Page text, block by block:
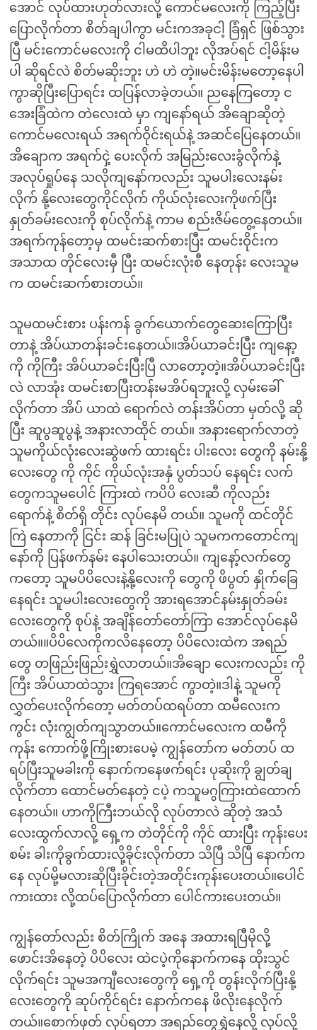
အောင် လုပ်ထားဟုတ်လားလို့ ကောင်မလေးကို ကြည့်ပြီး
ပြောလိုက်တာ စိတ်ချပါကွာ မင်းကအခုငါ့ ခြံရှင် ဖြစ်သွား
ပြီ မင်းကောင်မလေးကို ငါမထိပါဘူး လိုအပ်ရင် ငါ့မိန်းမ
ပါ ဆိုရင်လဲ စိတ်မဆိုးဘူး ဟဲ ဟဲ တဲ့။မင်းမိန်းမတော့နေပါ
ကွာဆိုပြီးပြောရင်း ထပြန်လာခဲ့တယ်။ ညနေကြတော့ င
အေးခြံထဲက တဲလေးထဲ မှာ ကျနော်ရယ် အိချောဆိုတဲ့
ကောင်မလေးရယ် အရက်ဝိုင်းရယ်နဲ့ အဆင်ပြေနေတယ်။
အိချောက အရက်ငှဲ့ ပေးလိုက် အမြည်းလေးခွံလိုက်နဲ့
အလုပ်ရှုပ်နေ သလိုကျနော်ကလည်း သူမပါးလေးနမ်း
လိုက် နို့လေးတွေကိုင်လိုက် ကိုယ်လုံးလေးကိုဖက်ပြီး
နှုတ်ခမ်းလေးကို စုပ်လိုက်နဲ့ ကာမ စည်းဇိမ်တွေ့နေတယ်။
အရက်ကုန်တော့မှ ထမင်းဆက်စားပြီး ထမင်းဝိုင်းက
အသာထ တိုင်လေးမှီ ပြီး ထမင်းလုံးစီ နေတုန်း လေးသူမ
က ထမင်းဆက်စားတယ်။
သူမထမင်းစား ပန်းကန် ခွက်ယောက်တွေဆေးကြောပြီး
တာနဲ့ အိပ်ယာတန်းခင်းနေတယ်။အိပ်ယာခင်းပြီး ကျနော့
ကို ကိုကြီး အိပ်ယာခင်းပြီးပြီ လာတော့တဲ့။အိပ်ယာခင်းပြီး
လဲ လာအုံး ထမင်းစာပြီးတန်းမအိပ်ရဘူးလို့ လှမ်းခေါ်
လိုက်တာ အိပ် ယာထဲ ရောက်လဲ တန်းအိပ်တာ မှတ်လို့ ဆို
ပြီး ဆူပွဆူပွနဲ့ အနားလာထိုင် တယ်။ အနားရောက်လာတဲ့
သူမကိုယ်လုံးလေးဆွဲဖက် ထားရင်း ပါးလေး တွေကို နမ်းနို့
လေးတွေ ကို ကိုင် ကိုယ်လုံးအနှံ ပွတ်သပ် နေရင်း လက်
တွေကသူမပေါင် ကြားထဲ ကပိပိ လေးဆီ ကိုလည်း
ရောက်နဲ့ စိတ်ရှိ တိုင်း လုပ်နေမိ တယ်။ သူမကို ထင်တိုင်
ကြဲ နေတာကို ငြင်း ဆန် ခြင်းမပြုပဲ သူမကကတောင်ကျ
နော်ကို ပြန်ဖက်နမ်း နေပါသေးတယ်။ ကျနော့်လက်တွေ
ကတော့ သူမပိပိလေးနဲ့နို့လေးကို တွေကို ဖိပွတ် နှိုက်ခြေ
နေရင်း သူမပါးလေးတွေကို အားရအောင်နမ်းနှုတ်ခမ်း
လေးတွေကို စုပ်နဲ့ အချိန်တော်တော်ကြာ အောင်လုပ်နေမိ
တယ်။။ပိပိလေကိုကလိနေတော့ ပိပိလေးထဲက အရည်
တွေ တဖြည်းဖြည်းရွှဲလာတယ်။အိချော လေးကလည်း ကို
ကြီး အိပ်ယာထဲသွား ကြရအောင် ကွာတဲ့။ဒါနဲ့ သူမကို
လွှတ်ပေးလိုက်တော့ မတ်တပ်ထရပ်တာ ထမီလေးက
ကွင်း လုံးကျွတ်ကျသွာတယ်။ကောင်မလေးက ထမီကို
ကုန်း ကောက်ဖို့ကြိုးစားပေမဲ့ ကျွန်တော်က မတ်တပ် ထ
ရပ်ပြီးသူမခါးကို နောက်ကနေဖက်ရင်း ပုဆိုးကို ချွတ်ချ
လိုက်တာ ထောင်မတ်နေတဲ့ ငပဲ့ ကသူမဂွကြားထဲထောက်
နေတယ်။ ဟာကိုကြီးဘယ်လို လုပ်တာလဲ ဆိုတဲ့ အသံ
လေးထွက်လာလို့ ရှေ့က တဲတိုင်ကို ကိုင် ထားပြီး ကုန်းပေး
စမ်း ခါးကိုခွက်ထားလို့ခိုင်းလိုက်တာ သိပြီ သိပြီ နောက်က
နေ လုပ်မို့မလားဆိုပြီးခိုင်းတဲ့အတိုင်းကုန်းပေးတယ်။ပေါင်
ကားထား လို့ထပ်ပြောလိုက်တာ ပေါင်ကားပေးတယ်။
ကျွန်တော်လည်း စိတ်ကြိုက် အနေ အထားရပြီမိုလို့
ဖောင်းအိနေတဲ့ ပိပိလေး ထဲငပဲ့ကိုနောက်ကနေ ထိုးသွင်
လိုက်ရင်း သူမအကျီလေးတွေကို ရှေ့ကို တွန်းလိုက်ပြီးနို့
လေးတွေကို ဆုပ်ကိုင်ရင်း နောက်ကနေ ဖိလိုးနေလိုက်
တယ်။စောက်ဖုတ် လုပ်ရတာ အရည်တွေရွှဲနေလို့ လုပ်လို့